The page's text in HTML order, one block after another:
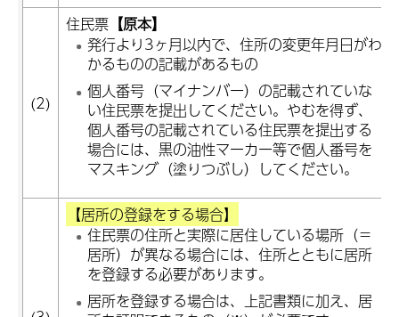
(2)
住民票 【原本】
発行より3ヶ月以内で、住所の変更年月日がわ
かるものの記載があるもの
個人番号（マイナンバー）の記載されていな
い住民票を提出してください。やむを得ず、
個人番号の記載されている住民票を提出する
場合には、黒の油性マーカー等で個人番号を
マスキング（塗りつぶし）してください。
【居所の登録をする場合】
住民票の住所と実際に居住している場所（＝
居所）が異なる場合には、住所とともに居所
を登録する必要があります。
居所を登録する場合は、上記書類に加え、居